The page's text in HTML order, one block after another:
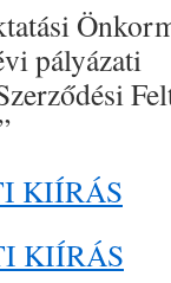
pályázati
KIÍRÁS
KIÍRÁS